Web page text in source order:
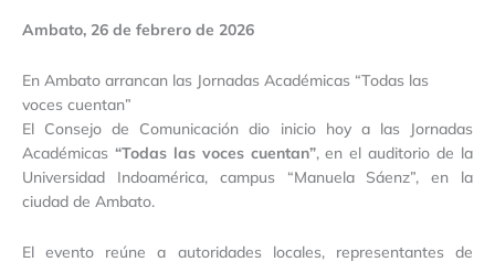
Ambato, 26 de febrero de 2026
En Ambato arrancan las Jornadas Académicas “Todas las
voces cuentan”
El Consejo de Comunicación dio inicio hoy a las Jornadas
Académicas “Todas las voces cuentan”, en el auditorio de la
Universidad Indoamérica, campus “Manuela Sáenz”, en la
ciudad de Ambato.
El evento reúne a autoridades locales, representantes de